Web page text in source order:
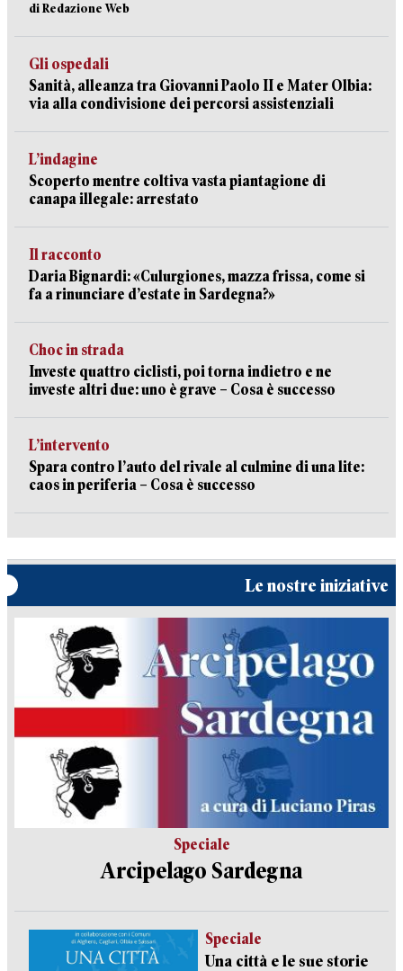
di Redazione Web
Gli ospedali
Sanità, alleanza tra Giovanni Paolo II e Mater Olbia:
via alla condivisione dei percorsi assistenziali
L’indagine
Scoperto mentre coltiva vasta piantagione di
canapa illegale: arrestato
Il racconto
Daria Bignardi: «Culurgiones, mazza frissa, come si
fa a rinunciare d’estate in Sardegna?»
Choc in strada
Investe quattro ciclisti, poi torna indietro e ne
investe altri due: uno è grave – Cosa è successo
L’intervento
Spara contro l’auto del rivale al culmine di una lite:
caos in periferia – Cosa è successo
Le nostre iniziative
Speciale
Arcipelago Sardegna
Speciale
Una città e le sue storie